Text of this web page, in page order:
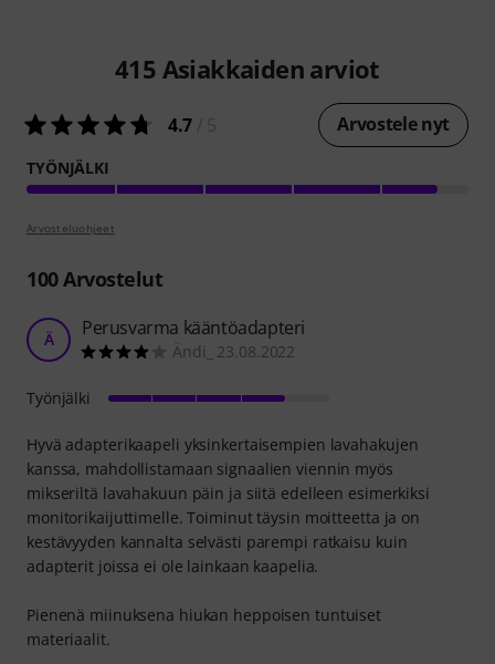
415 Asiakkaiden arviot
4.7 Arvostele nyt
TYÖNJÄLKI
Arvosteluohjeet
100Arvostelut
Ä Perusvarma kääntöadapteri
Ändi_ 23.08.2022
Hyvä adapterikaapeli yksinkertaisempien lavahakujen
kanssa, mahdollistamaan signaalien viennin myös
mikseriltä lavahakuun päin ja siitä edelleen esimerkiksi
monitorikaijuttimelle. Toiminut täysin moitteetta ja on
kestävyyden kannalta selvästi parempi ratkaisu kuin
adapterit joissa ei ole lainkaan kaapelia.
Pienenä miinuksena hiukan heppoisen tuntuiset
materiaalit.
Työnjälki